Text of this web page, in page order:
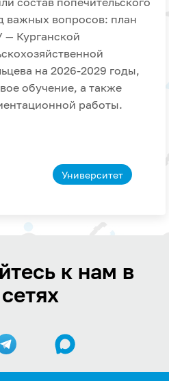
важных вопросов: план
— Курганской
на 2026-2029 годы,
обучение, а также
работы.
Университет
к нам в